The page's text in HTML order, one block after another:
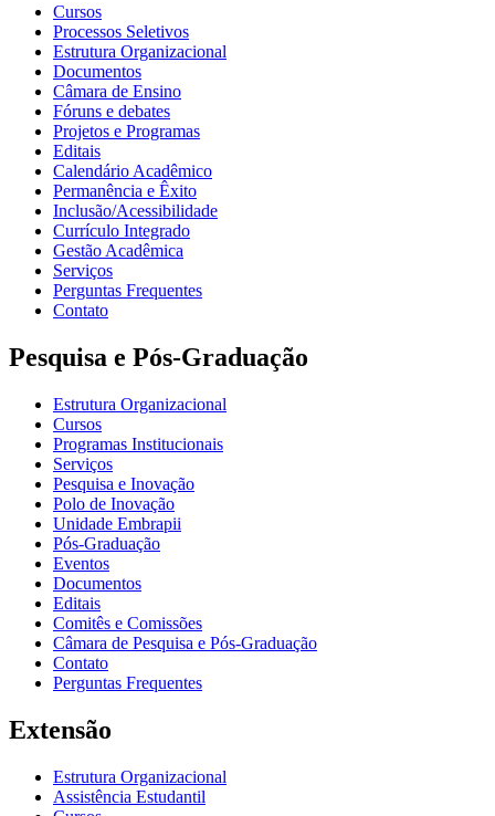
Cursos
Processos Seletivos
Estrutura Organizacional
Documentos
Câmara de Ensino
Fóruns e debates
Projetos e Programas
Editais
Calendário Acadêmico
Permanência e Êxito
Inclusão/Acessibilidade
Currículo Integrado
Gestão Acadêmica
Serviços
Perguntas Frequentes
Contato
Pesquisa e Pós-Graduação
Estrutura Organizacional
Cursos
Programas Institucionais
Serviços
Pesquisa e Inovação
Polo de Inovação
Unidade Embrapii
Pós-Graduação
Eventos
Documentos
Editais
Comitês e Comissões
Câmara de Pesquisa e Pós-Graduação
Contato
Perguntas Frequentes
Extensão
Estrutura Organizacional
Assistência Estudantil